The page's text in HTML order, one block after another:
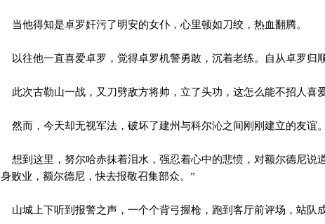
当他得知是卓罗奸污了明安的女仆，心里顿如刀绞，热血翻腾。
以往他一直喜爱卓罗，觉得卓罗机警勇敢，沉着老练。自从卓罗归
此次古勒山一战，又刀劈敌方将帅，立了头功，这怎么能不招人喜
然而，今天却无视军法，破坏了建州与科尔沁之间刚刚建立的友谊。
想到这里，努尔哈赤抹着泪水，强忍着心中的悲愤，对额尔德尼说
身败业，额尔德尼，快去报敬召集部众。”
山城上下听到报警之声，一个个背弓握枪，跑到客厅前评场，站队成